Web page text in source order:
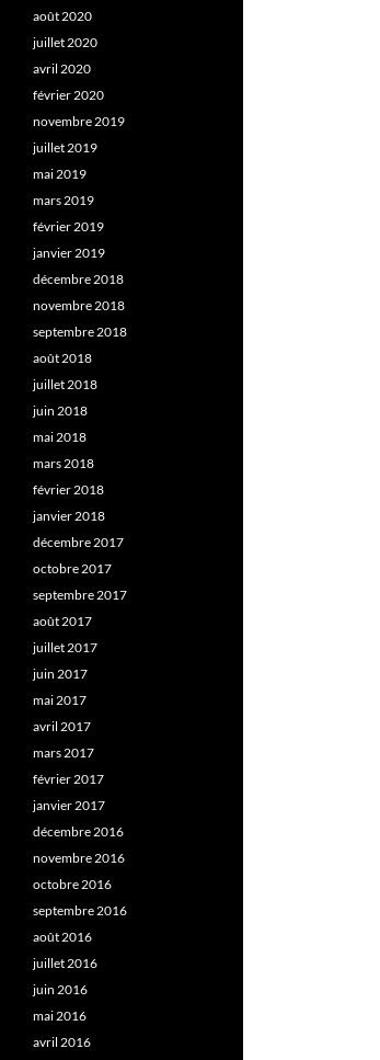
août 2020
juillet 2020
avril 2020
février 2020
novembre 2019
juillet 2019
mai 2019
mars 2019
février 2019
janvier 2019
décembre 2018
novembre 2018
septembre 2018
août 2018
juillet 2018
juin 2018
mai 2018
mars 2018
février 2018
janvier 2018
décembre 2017
octobre 2017
septembre 2017
août 2017
juillet 2017
juin 2017
mai 2017
avril 2017
mars 2017
février 2017
janvier 2017
décembre 2016
novembre 2016
octobre 2016
septembre 2016
août 2016
juillet 2016
juin 2016
mai 2016
avril 2016